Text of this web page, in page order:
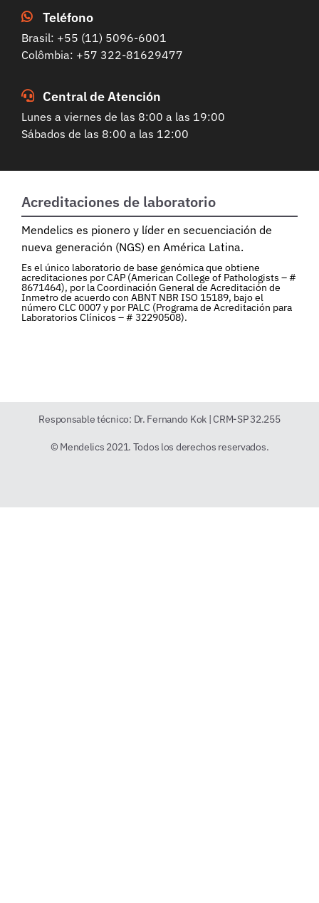
Teléfono
Brasil: +55 (11) 5096-6001
Colômbia: +57 322-81629477
Central de Atención
Lunes a viernes de las 8:00 a las 19:00
Sábados de las 8:00 a las 12:00
Acreditaciones de laboratorio
Mendelics es pionero y líder en secuenciación de
nueva generación (NGS) en América Latina.
Es el único laboratorio de base genómica que obtiene
acreditaciones por CAP (American College of Pathologists – #
8671464), por la Coordinación General de Acreditación de
Inmetro de acuerdo con ABNT NBR ISO 15189, bajo el
número CLC 0007 y por PALC (Programa de Acreditación para
Laboratorios Clínicos – # 32290508).
Responsable técnico: Dr. Fernando Kok | CRM-SP 32.255
© Mendelics 2021. Todos los derechos reservados.